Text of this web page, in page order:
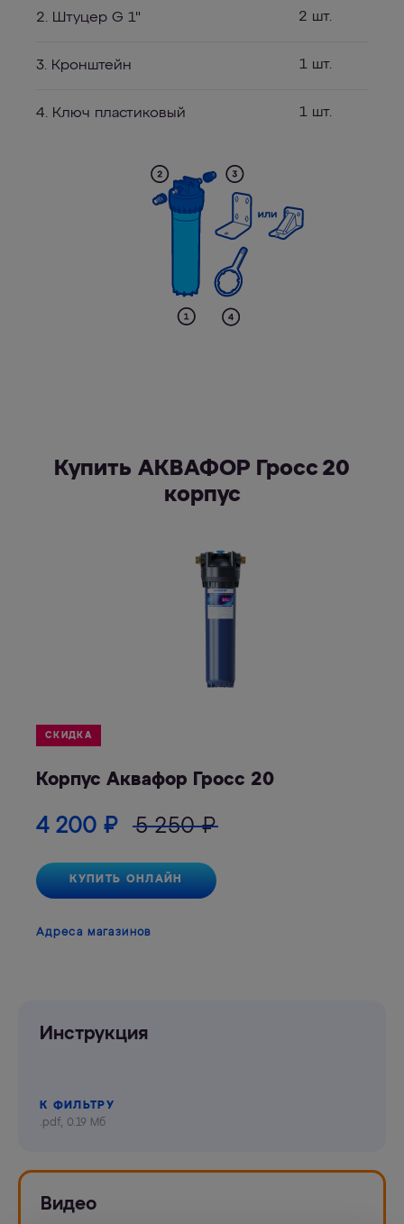
2. Штуцер G 1" 2 шт.
3. Кронштейн 1 шт.
4. Ключ пластиковый 1 шт.
Купить АКВАФОР Гросс 20
корпус
СКИДКА
Корпус Аквафор Гросс 20
4 200 ₽ 5 250 ₽
КУПИТЬ ОНЛАЙН
Адреса магазинов
Инструкция
К ФИЛЬТРУ
.pdf, 0.19 Мб
Видео